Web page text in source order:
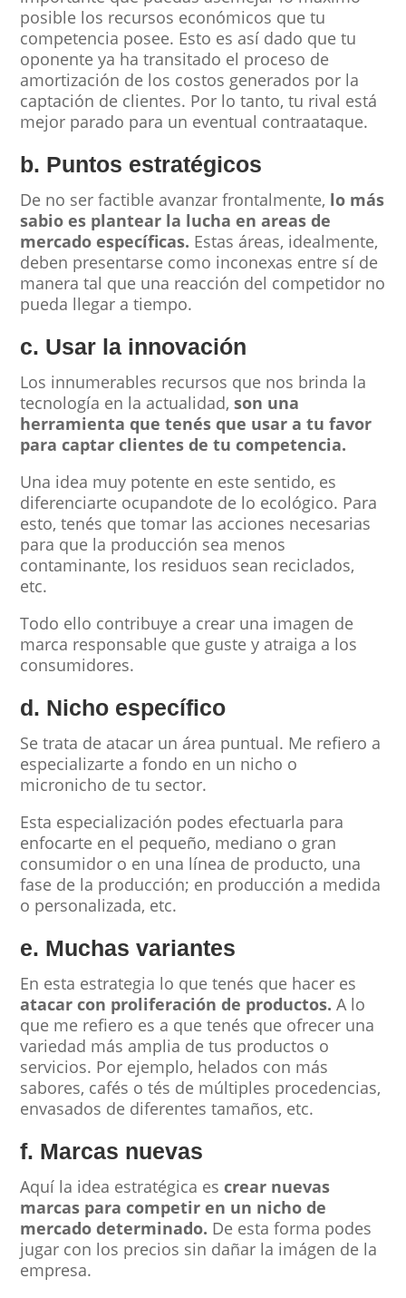
posible los recursos económicos que tu
competencia posee. Esto es así dado que tu
oponente ya ha transitado el proceso de
amortización de los costos generados por la
captación de clientes. Por lo tanto, tu rival está
mejor parado para un eventual contraataque.
b. Puntos estratégicos
De no ser factible avanzar frontalmente, lo más
sabio es plantear la lucha en areas de
mercado específicas. Estas áreas, idealmente,
deben presentarse como inconexas entre sí de
manera tal que una reacción del competidor no
pueda llegar a tiempo.
c. Usar la innovación
Los innumerables recursos que nos brinda la
tecnología en la actualidad, son una
herramienta que tenés que usar a tu favor
para captar clientes de tu competencia.
Una idea muy potente en este sentido, es
diferenciarte ocupandote de lo ecológico. Para
esto, tenés que tomar las acciones necesarias
para que la producción sea menos
contaminante, los residuos sean reciclados,
etc.
Todo ello contribuye a crear una imagen de
marca responsable que guste y atraiga a los
consumidores.
d. Nicho específico
Se trata de atacar un área puntual. Me refiero a
especializarte a fondo en un nicho o
micronicho de tu sector.
Esta especialización podes efectuarla para
enfocarte en el pequeño, mediano o gran
consumidor o en una línea de producto, una
fase de la producción; en producción a medida
o personalizada, etc.
e. Muchas variantes
En esta estrategia lo que tenés que hacer es
atacar con proliferación de productos. A lo
que me refiero es a que tenés que ofrecer una
variedad más amplia de tus productos o
servicios. Por ejemplo, helados con más
sabores, cafés o tés de múltiples procedencias,
envasados de diferentes tamaños, etc.
f. Marcas nuevas
Aquí la idea estratégica es crear nuevas
marcas para competir en un nicho de
mercado determinado. De esta forma podes
jugar con los precios sin dañar la imágen de la
empresa.